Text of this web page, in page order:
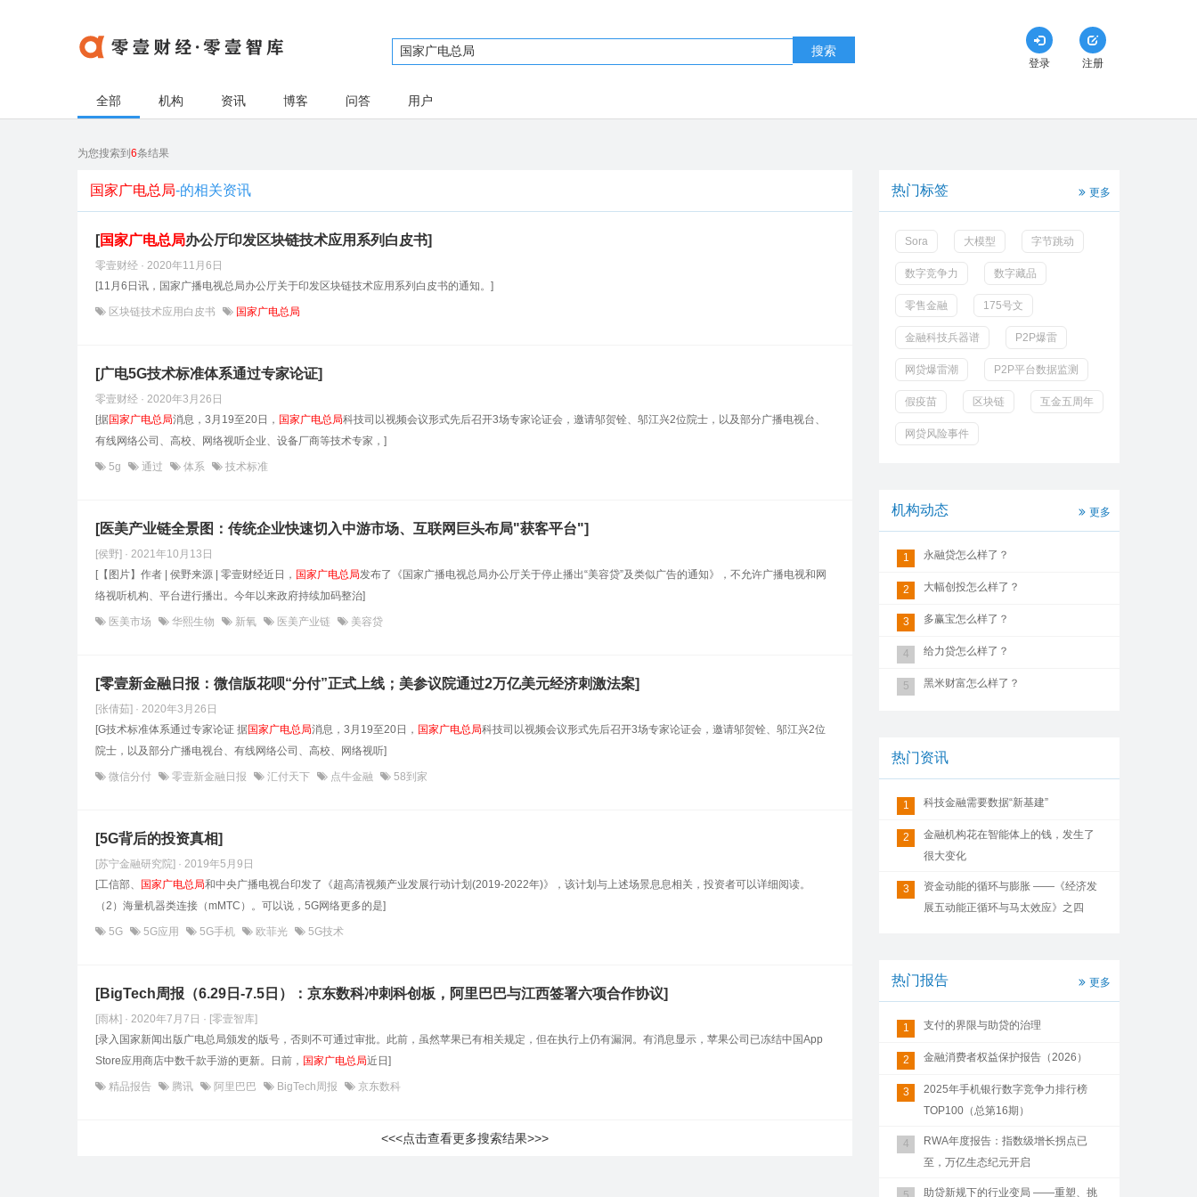
搜索
登录 注册
全部 机构 资讯 博客 问答 用户
为您搜索到 6条结果
国家广电总局-的相关资讯
[国家广电总局办公厅印发区块链技术应用系列白皮书]
零壹财经 · 2020年11月6日
[11月6日讯，国家广播电视总局办公厅关于印发区块链技术应用系列白皮书的通知。]
区块链技术应用白皮书 国家广电总局
[广电5G技术标准体系通过专家论证]
零壹财经 · 2020年3月26日
[据国家广电总局消息，3月19至20日， 国家广电总局科技司以视频会议形式先后召开3场专家论证会，邀请邬贺铨、邬江兴2位院士，以及部分广播电视台、
有线网络公司、高校、网络视听企业、设备厂商等技术专家，]
5g 通过 体系 技术标准
[医美产业链全景图：传统企业快速切入中游市场、互联网巨头布局"获客平台"]
[侯野] · 2021年10月13日
[【图片】作者 | 侯野来源 | 零壹财经近日， 国家广电总局发布了《国家广播电视总局办公厅关于停止播出“美容贷”及类似广告的通知》，不允许广播电视和网
络视听机构、平台进行播出。今年以来政府持续加码整治]
医美市场 华熙生物 新氧 医美产业链 美容贷
[零壹新金融日报：微信版花呗“分付”正式上线；美参议院通过2万亿美元经济刺激法案]
[张倩茹] · 2020年3月26日
[G技术标准体系通过专家论证 据国家广电总局消息，3月19至20日， 国家广电总局科技司以视频会议形式先后召开3场专家论证会，邀请邬贺铨、邬江兴2位
院士，以及部分广播电视台、有线网络公司、高校、网络视听]
微信分付 零壹新金融日报 汇付天下 点牛金融 58到家
[5G背后的投资真相]
[苏宁金融研究院] · 2019年5月9日
[工信部、
国家广电总局和中央广播电视台印发了《超高清视频产业发展行动计划(2019-2022年)》，该计划与上述场景息息相关，投资者可以详细阅读。
（2）海量机器类连接（mMTC）。可以说，5G网络更多的是]
5G 5G应用 5G手机 欧菲光 5G技术
[BigTech周报（6.29日-7.5日）：京东数科冲刺科创板，阿里巴巴与江西签署六项合作协议]
[雨林] · 2020年7月7日 · [零壹智库]
[录入国家新闻出版广电总局颁发的版号，否则不可通过审批。此前，虽然苹果已有相关规定，但在执行上仍有漏洞。有消息显示，苹果公司已冻结中国App
Store应用商店中数千款手游的更新。日前， 国家广电总局近日]
精品报告 腾讯 阿里巴巴 BigTech周报 京东数科
<<<点击查看更多搜索结果>>>
热门标签 更多
Sora 大模型 字节跳动
数字竞争力 数字藏品
零售金融 175号文
金融科技兵器谱 P2P爆雷
网贷爆雷潮 P2P平台数据监测
假疫苗 区块链 互金五周年
网贷风险事件
机构动态 更多
1 永融贷怎么样了？
2 大幅创投怎么样了？
3 多赢宝怎么样了？
4 给力贷怎么样了？
5 黑米财富怎么样了？
热门资讯
1 科技金融需要数据“新基建”
2
金融机构花在智能体上的钱，发生了
很大变化
3
资金动能的循环与膨胀 ——《经济发
展五动能正循环与马太效应》之四
热门报告 更多
1 支付的界限与助贷的治理
2 金融消费者权益保护报告（2026）
3
2025年手机银行数字竞争力排行榜
TOP100（总第16期）
4
RWA年度报告：指数级增长拐点已
至，万亿生态纪元开启
助贷新规下的行业变局 ——重塑、挑